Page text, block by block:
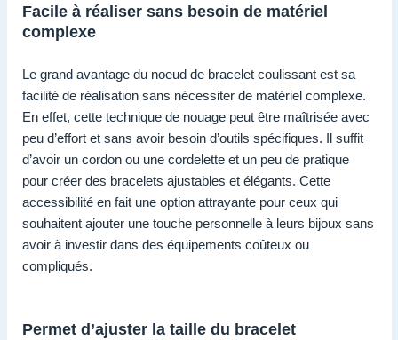
Facile à réaliser sans besoin de matériel
complexe
Le grand avantage du noeud de bracelet coulissant est sa
facilité de réalisation sans nécessiter de matériel complexe.
En effet, cette technique de nouage peut être maîtrisée avec
peu d’effort et sans avoir besoin d’outils spécifiques. Il suffit
d’avoir un cordon ou une cordelette et un peu de pratique
pour créer des bracelets ajustables et élégants. Cette
accessibilité en fait une option attrayante pour ceux qui
souhaitent ajouter une touche personnelle à leurs bijoux sans
avoir à investir dans des équipements coûteux ou
compliqués.
Permet d’ajuster la taille du bracelet